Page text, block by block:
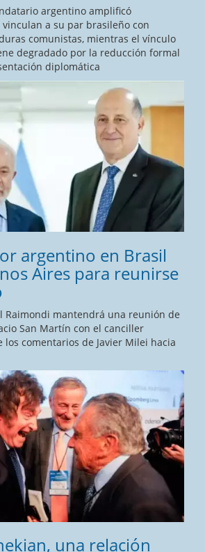
argentino amplificó
a su par brasileño con
comunistas, mientras el vínculo
degradado por la reducción formal
diplomática
argentino en Brasil
Aires para reunirse
Raimondi mantendrá una reunión de
San Martín con el canciller
comentarios de Javier Milei hacia
una relación